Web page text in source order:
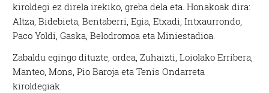
kiroldegi ez direla irekiko, greba dela eta. Honakoak dira:
Altza, Bidebieta, Bentaberri, Egia, Etxadi, Intxaurrondo,
Paco Yoldi, Gaska, Belodromoa eta Miniestadioa.
Zabaldu egingo dituzte, ordea, Zuhaizti, Loiolako Erribera,
Manteo, Mons, Pio Baroja eta Tenis Ondarreta
kiroldegiak.